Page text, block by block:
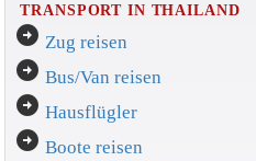
TRANSPORT IN THAILAND
arrow_circle_right Zug reisen
arrow_circle_right Bus/Van reisen
arrow_circle_right Hausflügler
arrow_circle_right Boote reisen